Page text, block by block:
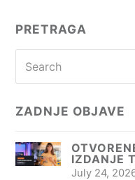
PRETRAGA
ZADNJE OBJAVE
IZDANJE
July 24,